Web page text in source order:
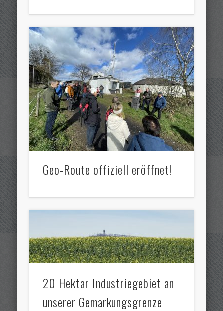
Geo-Route offiziell eröffnet!
20 Hektar Industriegebiet an
unserer Gemarkungsgrenze